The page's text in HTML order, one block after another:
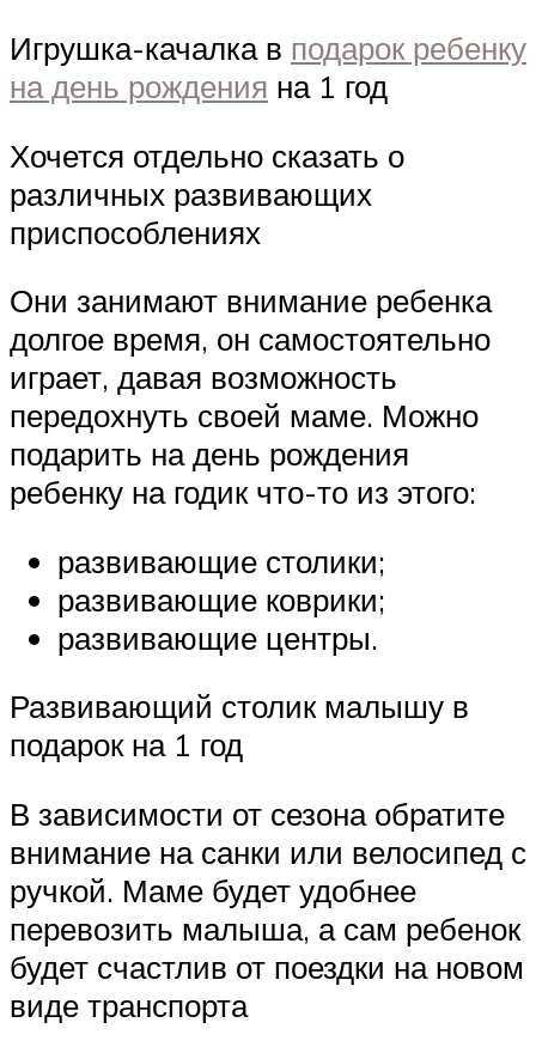
Игрушка-качалка в подарок ребенку
на день рождения на 1 год
Хочется отдельно сказать о
различных развивающих
приспособлениях
Они занимают внимание ребенка
долгое время, он самостоятельно
играет, давая возможность
передохнуть своей маме. Можно
подарить на день рождения
ребенку на годик что-то из этого:
развивающие столики;
развивающие коврики;
развивающие центры.
Развивающий столик малышу в
подарок на 1 год
В зависимости от сезона обратите
внимание на санки или велосипед с
ручкой. Маме будет удобнее
перевозить малыша, а сам ребенок
будет счастлив от поездки на новом
виде транспорта